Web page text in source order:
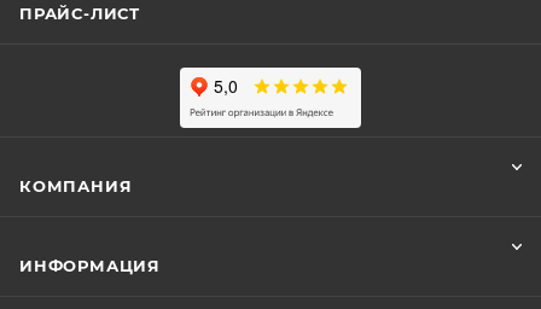
ПРАЙС-ЛИСТ
КОМПАНИЯ
ИНФОРМАЦИЯ